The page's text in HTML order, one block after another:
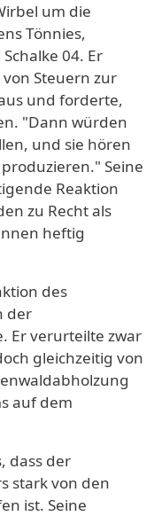
um die
Tönnies,
04. Er
Steuern zur
und forderte,
"Dann würden
und sie hören
Seine
Reaktion
zu Recht als
heftig
des
der
Er verurteilte zwar
gleichzeitig von
auf dem
dass der
stark von den
ist. Seine